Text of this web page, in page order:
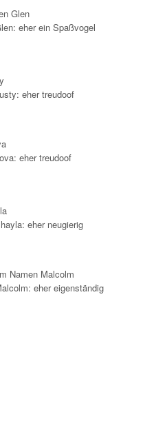
Glen
eher ein Spaßvogel
eher treudoof
eher treudoof
eher neugierig
Namen Malcolm
eher eigenständig